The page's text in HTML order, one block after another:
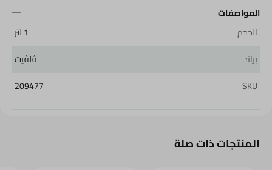
المواصفات
الحجم
1 لتر
براند
ڤلڤيت
SKU
209477
المنتجات ذات صلة